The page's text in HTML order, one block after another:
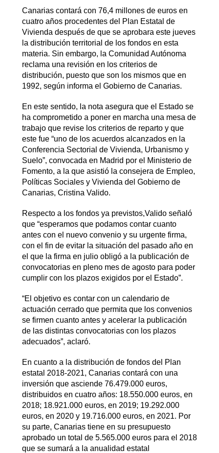
Canarias contará con 76,4 millones de euros en
cuatro años procedentes del Plan Estatal de
Vivienda después de que se aprobara este jueves
la distribución territorial de los fondos en esta
materia. Sin embargo, la Comunidad Autónoma
reclama una revisión en los criterios de
distribución, puesto que son los mismos que en
1992, según informa el Gobierno de Canarias.
En este sentido, la nota asegura que el Estado se
ha comprometido a poner en marcha una mesa de
trabajo que revise los criterios de reparto y que
este fue “uno de los acuerdos alcanzados en la
Conferencia Sectorial de Vivienda, Urbanismo y
Suelo”, convocada en Madrid por el Ministerio de
Fomento, a la que asistió la consejera de Empleo,
Políticas Sociales y Vivienda del Gobierno de
Canarias, Cristina Valido.
Respecto a los fondos ya previstos,Valido señaló
que “esperamos que podamos contar cuanto
antes con el nuevo convenio y su urgente firma,
con el fin de evitar la situación del pasado año en
el que la firma en julio obligó a la publicación de
convocatorias en pleno mes de agosto para poder
cumplir con los plazos exigidos por el Estado”.
“El objetivo es contar con un calendario de
actuación cerrado que permita que los convenios
se firmen cuanto antes y acelerar la publicación
de las distintas convocatorias con los plazos
adecuados”, aclaró.
En cuanto a la distribución de fondos del Plan
estatal 2018-2021, Canarias contará con una
inversión que asciende 76.479.000 euros,
distribuidos en cuatro años: 18.550.000 euros, en
2018; 18.921.000 euros, en 2019; 19.292.000
euros, en 2020 y 19.716.000 euros, en 2021. Por
su parte, Canarias tiene en su presupuesto
aprobado un total de 5.565.000 euros para el 2018
que se sumará a la anualidad estatal